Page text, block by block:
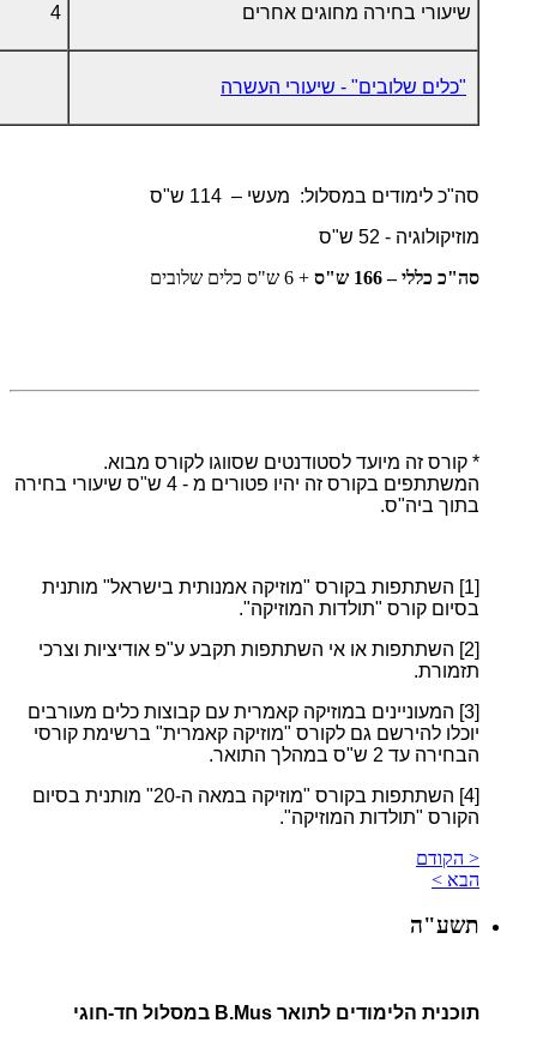
שיעורי בחירה מחוגים אחרים 4
"כלים שלובים" - שיעורי העשרה
סה"כ לימודים במסלול: מעשי – 114 ש"ס
מוזיקולוגיה - 52 ש"ס
סה"כ כללי – 166 ש"ס
+ 6 ש"ס כלים שלובים
* קורס זה מיועד לסטודנטים שסווגו לקורס מבוא.
המשתתפים בקורס זה יהיו פטורים מ - 4 ש"ס שיעורי בחירה
בתוך ביה"ס.
[1]
השתתפות בקורס "מוזיקה אמנותית בישראל" מותנית
בסיום קורס "תולדות המוזיקה".
[2]
השתתפות או אי השתתפות תקבע ע"פ אודיציות וצרכי
תזמורת.
[3]
המעוניינים במוזיקה קאמרית עם קבוצות כלים מעורבים
יוכלו להירשם גם לקורס "מוזיקה קאמרית" ברשימת קורסי
הבחירה עד 2 ש"ס במהלך התואר.
[4]
השתתפות בקורס "מוזיקה במאה ה-20" מותנית בסיום
הקורס "תולדות המוזיקה".
< הקודם
הבא >
תשע"ה
תוכנית הלימודים לתואר B.Mus במסלול חד-חוגי